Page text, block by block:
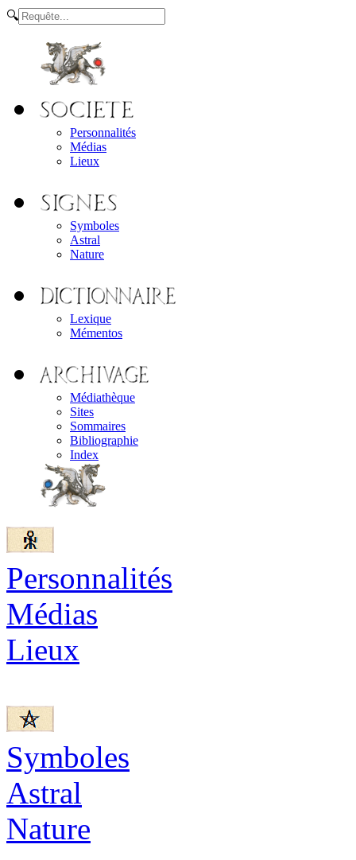
🔍
Personnalités
Médias
Lieux
Symboles
Astral
Nature
Lexique
Mémentos
Médiathèque
Sites
Sommaires
Bibliographie
Index
Personnalités
Médias
Lieux
Symboles
Astral
Nature